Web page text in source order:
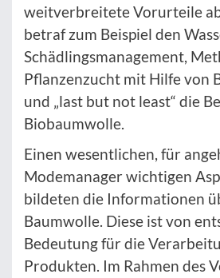
weitverbreitete Vorurteile
betraf zum Beispiel den
Schädlingsmanagement,
Pflanzenzucht mit Hilfe von
und „last but not least“ die
Biobaumwolle.
Einen wesentlichen, für
Modemanager wichtigen
bildeten die Informationen
Baumwolle. Diese ist von
Bedeutung für die
Produkten. Im Rahmen des